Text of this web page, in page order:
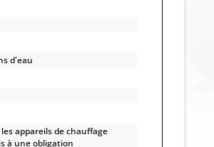
d'eau
appareils de chauffage
à une obligation